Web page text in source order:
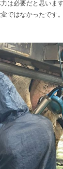
は必要だと思います
ではなかったです